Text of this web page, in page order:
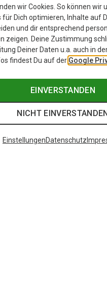
wir Cookies. So können wir
für Dich optimieren, Inhalte auf
und dir entsprechend
zeigen. Deine Zustimmung
Deiner Daten u.a. auch in
findest Du auf der Google
EINVERSTANDEN
NICHT
EinstellungenDatenschutz